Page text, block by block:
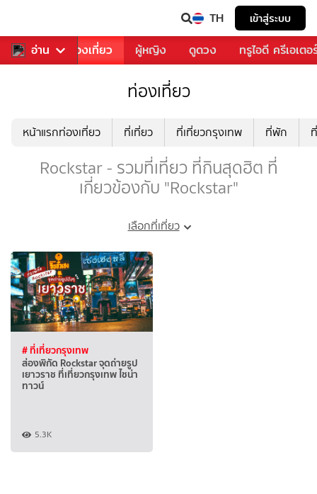
TH เข้าสู่ระบบ
อ่าน
อาหาร ท่องเที่ยว ผู้หญิง ดูดวง ทรูไอดี ครีเอเตอ
ท่องเที่ยว
หน้าแรกท่องเที่ยว ที่เที่ยว ที่เที่ยวกรุงเทพ ที่พัก
Rockstar - รวมที่เที่ยว ที่กินสุดฮิต ที่
เกี่ยวข้องกับ "Rockstar"
เลือกที่เที่ยว
# ที่เที่ยวกรุงเทพ
ส่องพิกัด Rockstar จุดถ่ายรูป
เยาวราช ที่เที่ยวกรุงเทพ ไชน่า
ทาวน์
5.3K